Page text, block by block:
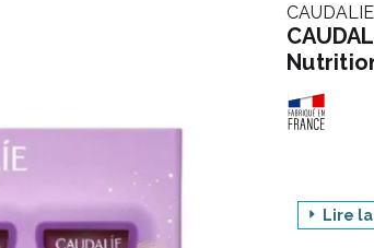
CAUDALIE
Lire